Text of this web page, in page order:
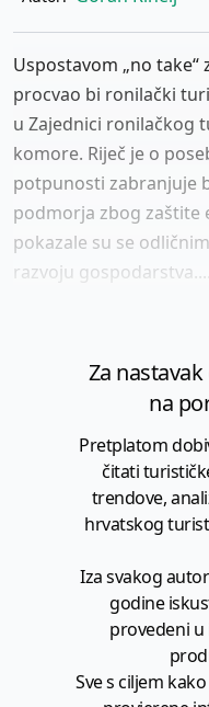
Uspostavom „no
procvao bi ronilački
u Zajednici ronilačkog
komore. Riječ je o
potpunosti zabranjuje
podmorja zbog zaštite
pokazale su se
razvoju gospodarstva....
Za
na
Pretplatom
čitati
trendove,
hrvatskog
Iza svakog
godine
provedeni u
Sve s ciljem